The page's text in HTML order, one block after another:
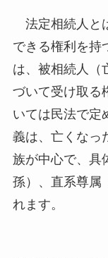
法定相続人と
できる権利を持
は、被相続人（
づいて受け取る
いては民法で定
義は、亡くなっ
族が中心で、具
孫）、直系尊属
れます。